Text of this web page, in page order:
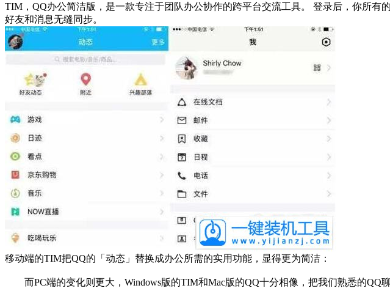
TIM，QQ办公简洁版，是一款专注于团队办公协作的跨平台交流工具。 登录后，你所
好友和消息无缝同步。
移动端的TIM把QQ的「动态」替换成办公所需的实用功能，显得更为简洁：
而PC端的变化则更大，Windows版的TIM和Mac版的QQ十分相像，把我们熟悉的QQ